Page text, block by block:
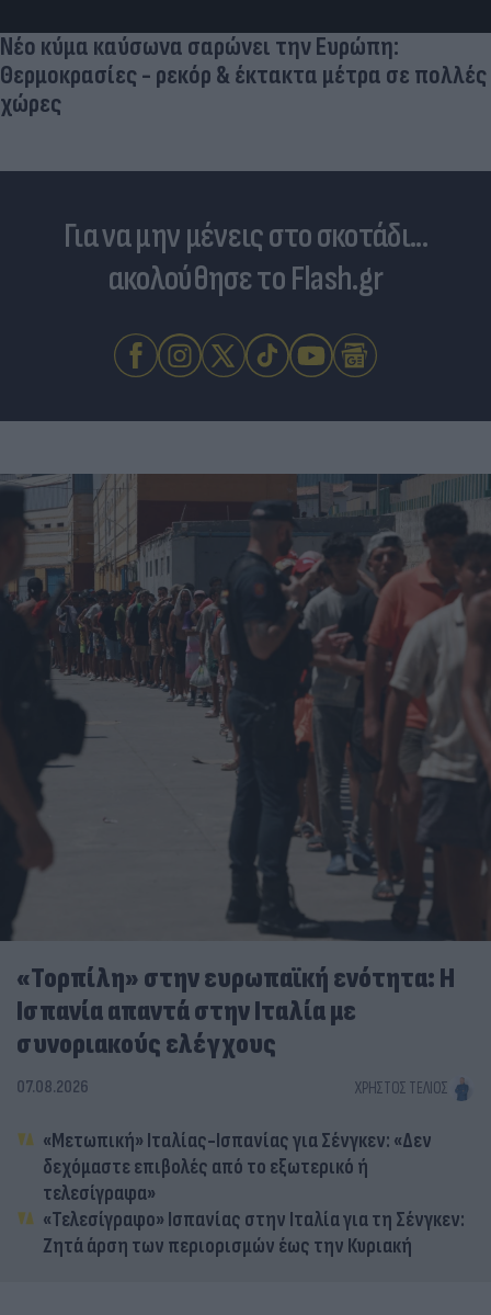
Νέο κύμα καύσωνα σαρώνει την Ευρώπη:
Θερμοκρασίες - ρεκόρ & έκτακτα μέτρα σε πολλές
χώρες
Για να μην μένεις στο σκοτάδι...
ακολούθησε το Flash.gr
«Τορπίλη» στην ευρωπαϊκή ενότητα: Η
Ισπανία απαντά στην Ιταλία με
συνοριακούς ελέγχους
07.08.2026 ΧΡΉΣΤΟΣ ΤΈΛΙΟΣ
«Μετωπική» Ιταλίας-Ισπανίας για Σένγκεν: «Δεν
δεχόμαστε επιβολές από το εξωτερικό ή
τελεσίγραφα»
«Τελεσίγραφο» Ισπανίας στην Ιταλία για τη Σένγκεν:
Ζητά άρση των περιορισμών έως την Κυριακή